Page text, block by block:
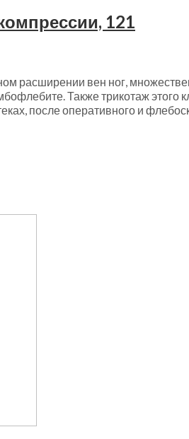
121
расширении вен ног,
Также трикотаж этого
после оперативного и